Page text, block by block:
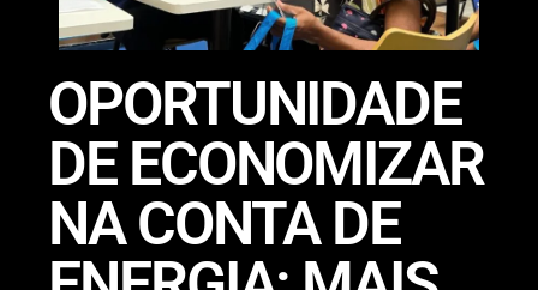
OPORTUNIDADE
DE ECONOMIZAR
NA CONTA DE